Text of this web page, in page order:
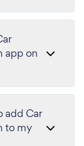
app on
add Car
to my